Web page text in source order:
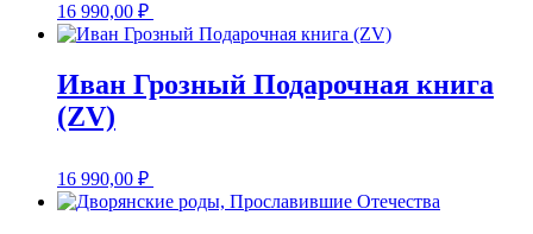
16 990,00 ₽
Иван Грозный Подарочная книга
(ZV)
16 990,00 ₽